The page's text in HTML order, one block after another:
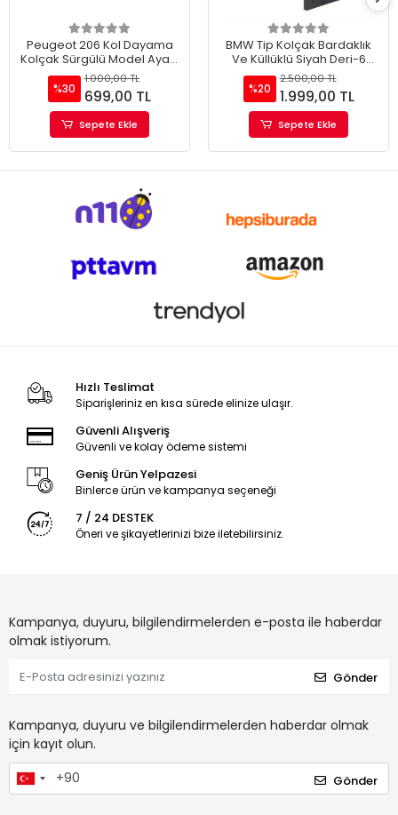
Peugeot 206 Kol Dayama
Kolçak Sürgülü Model Ayarlı
SİYAH
%30
1.000,00 TL
699,00 TL
Sepete Ekle
BMW Tip Kolçak Bardaklık
Ve Küllüklü Siyah Deri-6
Usb'li Lüx Kolçak
%20
2.500,00 TL
1.999,00 TL
Sepete Ekle
Hızlı Teslimat
Siparişleriniz en kısa sürede elinize ulaşır.
Güvenli Alışveriş
Güvenli ve kolay ödeme sistemi
Geniş Ürün Yelpazesi
Binlerce ürün ve kampanya seçeneği
7 / 24 DESTEK
Öneri ve şikayetlerinizi bize iletebilirsiniz.
Kampanya, duyuru, bilgilendirmelerden e-posta ile haberdar
olmak istiyorum.
Gönder
Kampanya, duyuru ve bilgilendirmelerden haberdar olmak
için kayıt olun.
Gönder